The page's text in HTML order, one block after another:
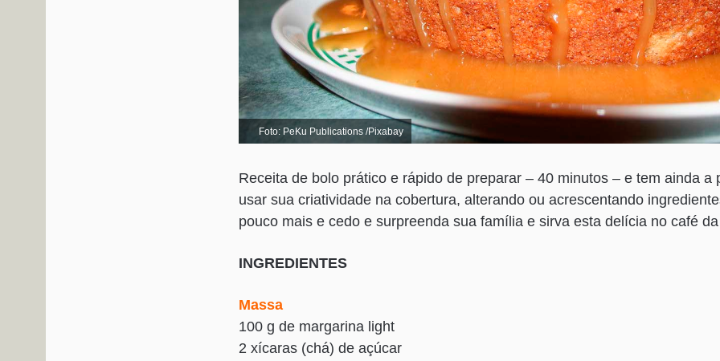
Foto: PeKu Publications /Pixabay
Receita de bolo prático e rápido de preparar – 40 minutos – e tem ainda a
usar sua criatividade na cobertura, alterando ou acrescentando
pouco mais e cedo e surpreenda sua família e sirva esta delícia no café
INGREDIENTES
Massa
100 g de margarina light
2 xícaras (chá) de açúcar